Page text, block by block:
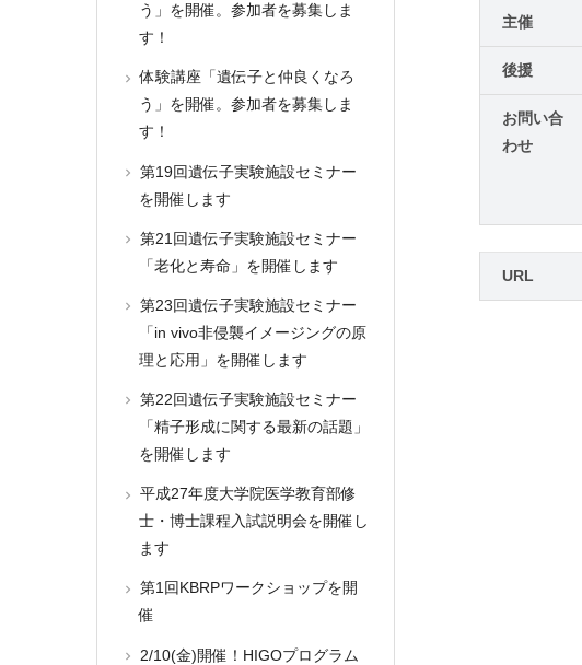
主催
後援
お問い合
わせ
URL
う」を開催。参加者を募集しま
す！
体験講座「遺伝子と仲良くなろ
う」を開催。参加者を募集しま
す！
第19回遺伝子実験施設セミナー
を開催します
第21回遺伝子実験施設セミナー
「老化と寿命」を開催します
第23回遺伝子実験施設セミナー
「in vivo非侵襲イメージングの原
理と応用」を開催します
第22回遺伝子実験施設セミナー
「精子形成に関する最新の話題」
を開催します
平成27年度大学院医学教育部修
士・博士課程入試説明会を開催し
ます
第1回KBRPワークショップを開
催
2/10(金)開催！HIGOプログラム